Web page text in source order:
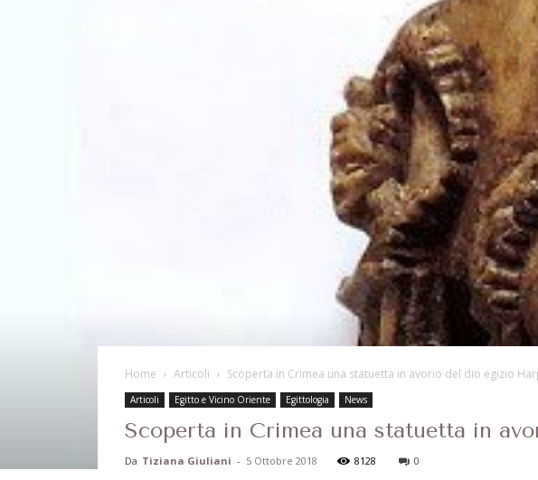
Home Articoli Scoperta in Crimea una statuetta in avorio del dio egizio
Articoli Egitto e Vicino Oriente Egittologia News
Scoperta in Crimea una statuetta in
Da Tiziana Giuliani - 5 Ottobre 2018 8128 0